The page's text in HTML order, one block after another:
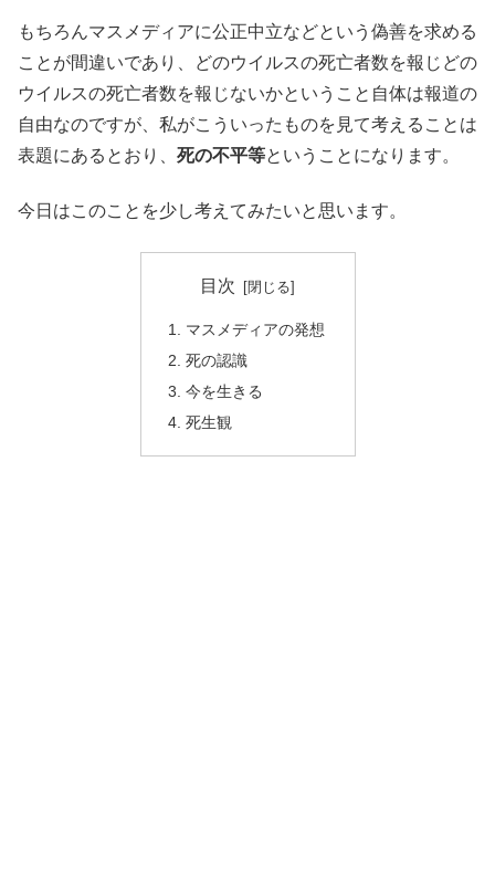
もちろんマスメディアに公正中立などという偽善を求める
ことが間違いであり、どのウイルスの死亡者数を報じどの
ウイルスの死亡者数を報じないかということ自体は報道の
自由なのですが、私がこういったものを見て考えることは
表題にあるとおり、 死の不平等ということになります。
今日はこのことを少し考えてみたいと思います。
目次
マスメディアの発想
死の認識
今を生きる
死生観